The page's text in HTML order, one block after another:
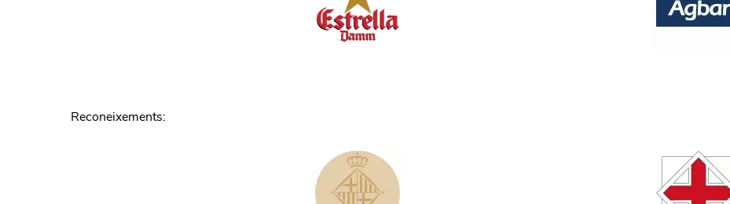
Reconeixements: